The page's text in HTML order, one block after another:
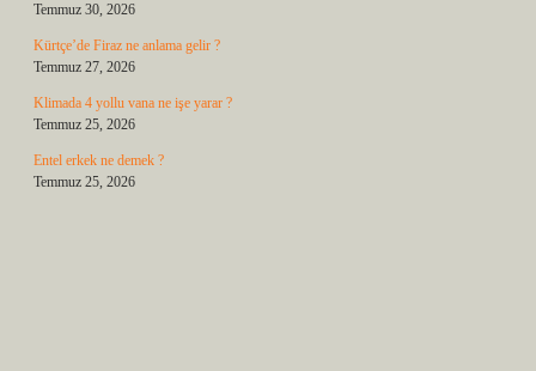
Temmuz 30, 2026
Kürtçe’de Firaz ne anlama gelir ?
Temmuz 27, 2026
Klimada 4 yollu vana ne işe yarar ?
Temmuz 25, 2026
Entel erkek ne demek ?
Temmuz 25, 2026